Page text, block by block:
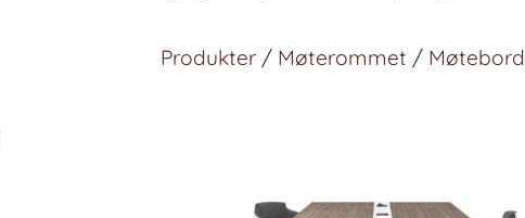
Produkter / Møterommet / Møtebord